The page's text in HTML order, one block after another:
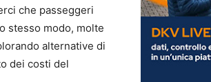
che passeggeri
stesso modo, molte
alternative di
dei costi del